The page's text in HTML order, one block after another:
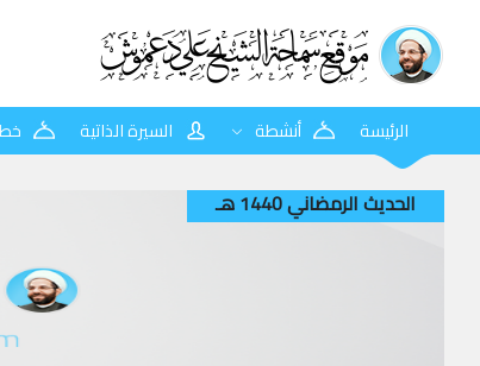
الرئيسة أنشطة السيرة الذاتية
الحديث الرمضاني 1440 هـ